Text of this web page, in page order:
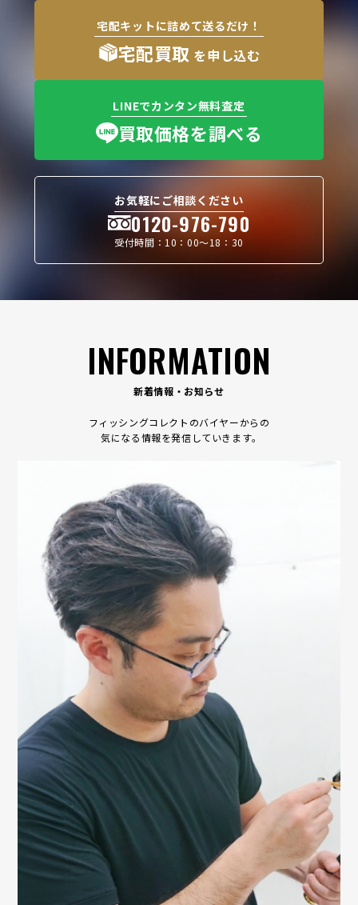
宅配キットに詰めて送るだけ！
宅配買取 を申し込む
LINEでカンタン無料査定
買取価格を調べる
お気軽にご相談ください
0120-976-790
受付時間：10：00〜18：30
INFORMATION
新着情報・お知らせ
フィッシングコレクトのバイヤーからの
気になる情報を発信していきます｡